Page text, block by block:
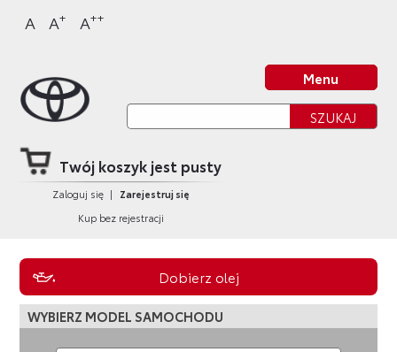
Sklep Toyota
do
nagłówka
do
bocznego
do
głównej
do
stopki
A A+ A++
Menu
Twój koszyk jest pusty
Zaloguj się |
Zarejestruj się
Kup bez rejestracji
Dobierz olej
WYBIERZ MODEL SAMOCHODU